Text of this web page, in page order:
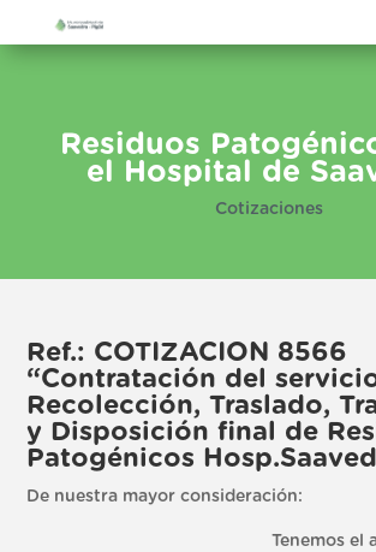
Residuos
el Hospital de
Cotizaciones
Ref.: COTIZACION 8566
“Contratación del
Recolección, Traslado,
y Disposición final de
Patogénicos
De nuestra mayor consideración:
Tenemos el